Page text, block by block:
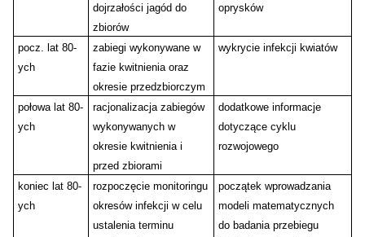
dojrzałości jagód do
zbiorów
oprysków
pocz. lat 80-
ych
zabiegi wykonywane w
fazie kwitnienia oraz
okresie przedzbiorczym
wykrycie infekcji kwiatów
połowa lat 80-
ych
racjonalizacja zabiegów
wykonywanych w
okresie kwitnienia i
przed zbiorami
dodatkowe informacje
dotyczące cyklu
rozwojowego
koniec lat 80-
ych
rozpoczęcie monitoringu
okresów infekcji w celu
ustalenia terminu
początek wprowadzania
modeli matematycznych
do badania przebiegu